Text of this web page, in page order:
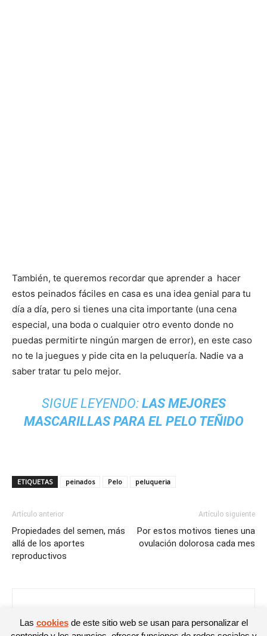
También, te queremos recordar que aprender a hacer
estos peinados fáciles en casa es una idea genial para tu
día a día, pero si tienes una cita importante (una cena
especial, una boda o cualquier otro evento donde no
puedas permitirte ningún margen de error), en este caso
no te la juegues y pide cita en la peluquería. Nadie va a
saber tratar tu pelo mejor.
SIGUE LEYENDO: LAS MEJORES
MASCARILLAS PARA EL PELO TEÑIDO
ETIQUETAS peinados Pelo peluqueria
Artículo anterior
Propiedades del semen, más
allá de los aportes
reproductivos
Artículo siguiente
Por estos motivos tienes una
ovulación dolorosa cada mes
Las cookiesde este sitio web se usan para personalizar el